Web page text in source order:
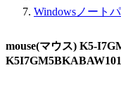
Windowsノート
mouse(マウス) K5-